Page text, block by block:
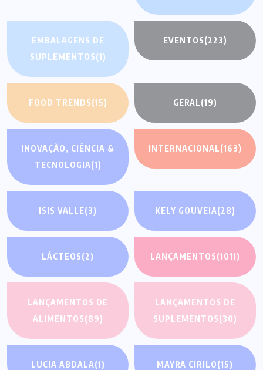
EMBALAGENS DE
SUPLEMENTOS(1)
EVENTOS(223)
FOOD TRENDS(15) GERAL(19)
INOVAÇÃO, CIÊNCIA &
TECNOLOGIA(1)
INTERNACIONAL(163)
ISIS VALLE(3) KELY GOUVEIA(28)
LÁCTEOS(2) LANÇAMENTOS(1011)
LANÇAMENTOS DE
ALIMENTOS(89)
LANÇAMENTOS DE
SUPLEMENTOS(30)
LUCIA ABDALA(1) MAYRA CIRILO(15)